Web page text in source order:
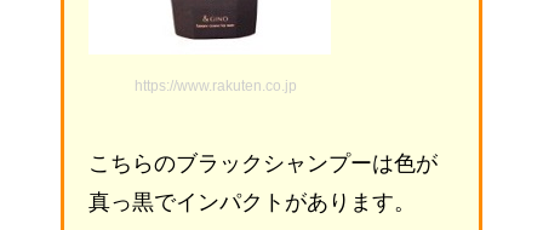
https://www.rakuten.co.jp
こちらのブラックシャンプーは色が
真っ黒でインパクトがあります。